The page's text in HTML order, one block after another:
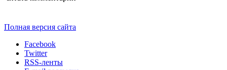
Полная версия сайта
Facebook
Twitter
RSS-ленты